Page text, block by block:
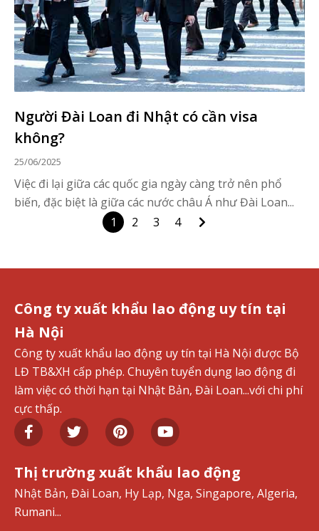
Người Đài Loan đi Nhật có cần visa
không?
25/06/2025
Việc đi lại giữa các quốc gia ngày càng trở nên phổ
biến, đặc biệt là giữa các nước châu Á như Đài Loan...
1
2 3 4
Công ty xuất khẩu lao động uy tín tại
Hà Nội
Công ty xuất khẩu lao động uy tín tại Hà Nội được Bộ
LĐ TB&XH cấp phép. Chuyên tuyển dụng lao động đi
làm việc có thời hạn tại Nhật Bản, Đài Loan...với chi phí
cực thấp.
Thị trường xuất khẩu lao động
Nhật Bản, Đài Loan, Hy Lạp, Nga, Singapore, Algeria,
Rumani...